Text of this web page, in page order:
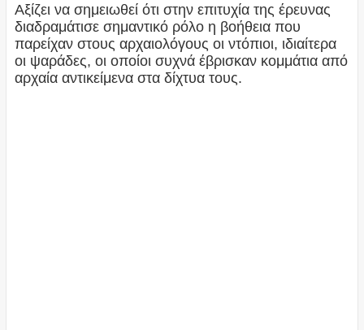
Αξίζει να σημειωθεί ότι στην επιτυχία της έρευνας
διαδραμάτισε σημαντικό ρόλο η βοήθεια που
παρείχαν στους αρχαιολόγους οι ντόπιοι, ιδιαίτερα
οι ψαράδες, οι οποίοι συχνά έβρισκαν κομμάτια από
αρχαία αντικείμενα στα δίχτυα τους.